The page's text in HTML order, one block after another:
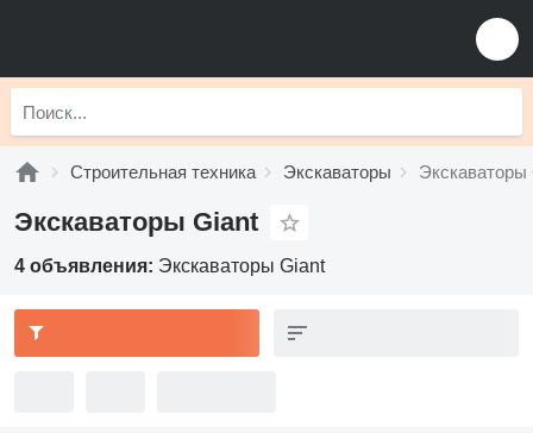
Строительная техника Экскаваторы Экскаваторы
Экскаваторы Giant
4 объявления: Экскаваторы Giant